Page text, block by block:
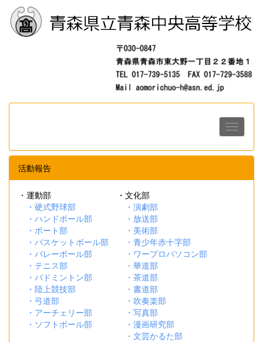
活動報告
・運動部 ・文化部
・硬式野球部
・演劇部
・ハンドボール部
・放送部
・ボート部
・美術部
・バスケットボール部
・青少年赤十字部
・バレーボール部
・ワープロパソコン部
・テニス部
・華道部
・バドミントン部
・茶道部
・陸上競技部
・書道部
・弓道部
・吹奏楽部
・アーチェリー部
・写真部
・ソフトボール部
・漫画研究部
・文芸かるた部